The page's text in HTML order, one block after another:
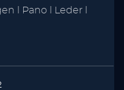
l Pano l Leder l